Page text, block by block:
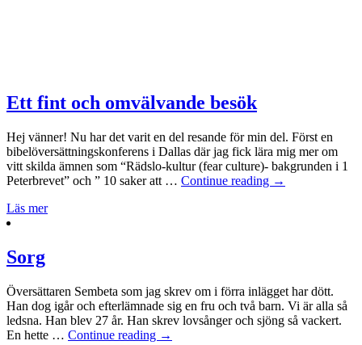
Ett fint och omvälvande besök
Hej vänner! Nu har det varit en del resande för min del. Först en
bibelöversättningskonferens i Dallas där jag fick lära mig mer om
vitt skilda ämnen som “Rädslo-kultur (fear culture)- bakgrunden i 1
Peterbrevet” och ” 10 saker att … Continue reading →
Läs mer
Sorg
Översättaren Sembeta som jag skrev om i förra inlägget har dött.
Han dog igår och efterlämnade sig en fru och två barn. Vi är alla så
ledsna. Han blev 27 år. Han skrev lovsånger och sjöng så vackert.
En hette … Continue reading →